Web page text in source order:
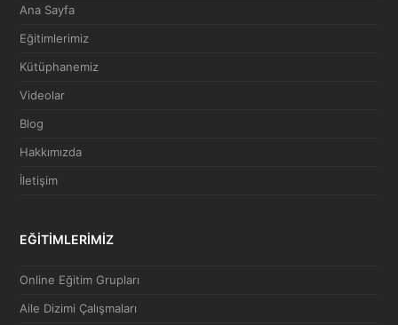
Ana Sayfa
Eğitimlerimiz
Kütüphanemiz
Videolar
Blog
Hakkımızda
İletişim
EĞİTİMLERİMİZ
Online Eğitim Grupları
Aile Dizimi Çalışmaları